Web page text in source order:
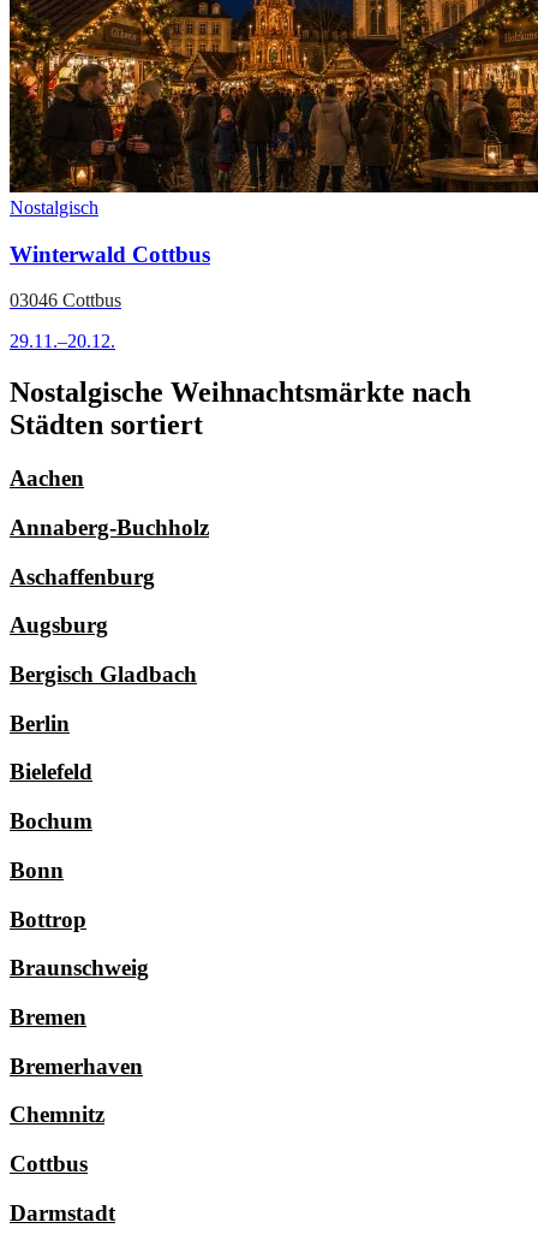
Nostalgisch
Winterwald Cottbus
03046 Cottbus
29.11.–20.12.
Nostalgische Weihnachtsmärkte nach
Städten sortiert
Aachen
Annaberg-Buchholz
Aschaffenburg
Augsburg
Bergisch Gladbach
Berlin
Bielefeld
Bochum
Bonn
Bottrop
Braunschweig
Bremen
Bremerhaven
Chemnitz
Cottbus
Darmstadt